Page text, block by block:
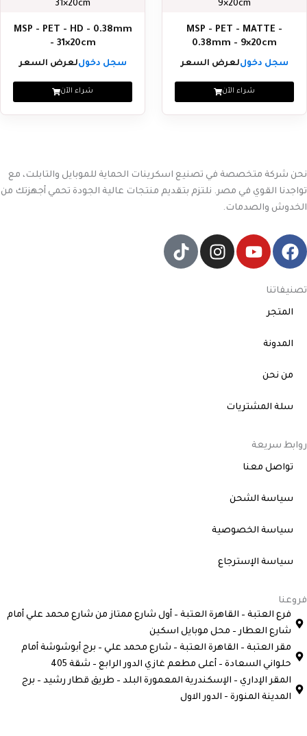
MSP - PET - MATTE -
0.38mm - 9×20cm
سجل دخوللعرض السعر
شراء الآن
MSP - PET - HD - 0.38mm
- 31×20cm
سجل دخوللعرض السعر
شراء الآن
نحن شركة متخصصة في تصنيع اسكرينات الحماية للموبايل والتابلت، مع
تواجدنا القوي في مصر. نلتزم بتقديم منتجات عالية الجودة تحمي أجهزتك من
الخدوش والصدمات.
F
a
e
b
o
Y
o
I
n
T
i
تصنيفاتنا
المتجر
المدونة
من نحن
سلة المشتريات
روابط سريعة
تواصل معنا
سياسة الشحن
سياسة الخصوصية
سياسة الإسترجاع
فروعنا
فرع العتبة – القاهرة العتبة – أول شارع ممتاز من شارع محمد علي أمام
شارع العطار – محل موبايل اسكين
مقر العتبة – القاهرة العتبة – شارع محمد علي – برج أبوشوشة أمام
حلواني السعادة – أعلى مطعم غازي الدور الرابع – شقة 405
المقر الإداري – الإسكندرية المعمورة البلد – طريق قطار رشيد – برج
المدينة المنورة - الدور الاول